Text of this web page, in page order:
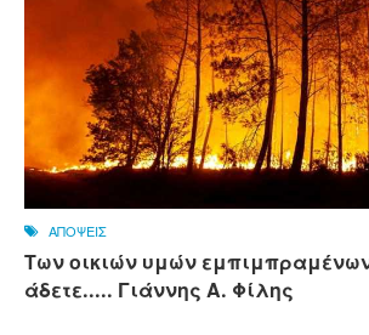
ΑΠΟΨΕΙΣ
Των οικιών υμών
άδετε..... Γιάννης Α. Φίλης